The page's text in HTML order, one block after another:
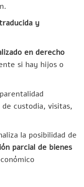
y
en derecho
si hay hijos o
custodia, visitas,
la posibilidad de
parcial de bienes